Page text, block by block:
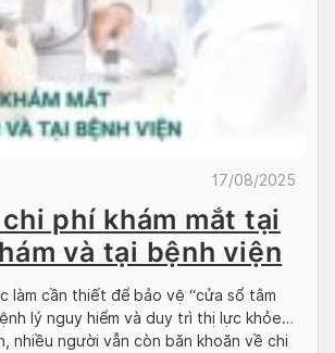
17/08/2025
phí khám mắt tại
và tại bệnh viện
làm cần thiết để bảo vệ “cửa sổ tâm
lý nguy hiểm và duy trì thị lực khỏe
nhiều người vẫn còn băn khoăn về chi